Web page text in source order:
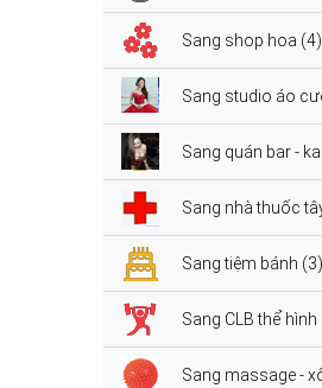
Sang shop hoa (4)
Sang studio áo
Sang quán bar -
Sang nhà thuốc
Sang tiệm bánh (3)
Sang CLB thể hình
Sang massage -